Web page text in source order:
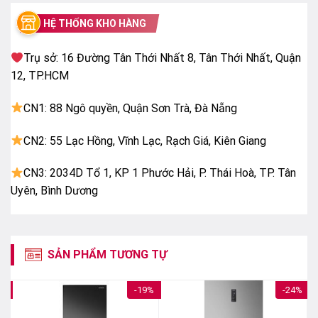
Cao 178.5 cm – Rộng 65 cm – Sâu 64 cm – Nặng
Nơi sản xuất:
Việt Nam
HỆ THỐNG KHO HÀNG
Trụ sở: 16 Đường Tân Thới Nhất 8, Tân Thới Nhất, Quận
12, TP.HCM
CN1: 88 Ngô quyền, Quận Sơn Trà, Đà Nẵng
CN2: 55 Lạc Hồng, Vĩnh Lạc, Rạch Giá, Kiên Giang
CN3: 2034D Tổ 1, KP 1 Phước Hải, P. Thái Hoà, TP. Tân
Uyên, Bình Dương
SẢN PHẨM TƯƠNG TỰ
-19% -24%